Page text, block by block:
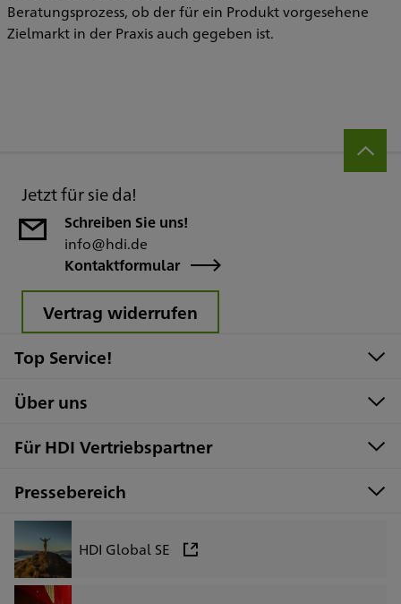
Beratungsprozess, ob der für ein Produkt vorgesehene
Zielmarkt in der Praxis auch gegeben ist.
Jetzt für sie da!
Schreiben Sie uns!
info@hdi.de
Kontaktformular
Vertrag widerrufen
Top Service!
Über uns
Für HDI Vertriebspartner
Pressebereich
HDI Global SE